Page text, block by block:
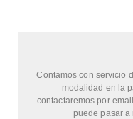
Contamos con servicio
modalidad en la
contactaremos por
puede pasar a